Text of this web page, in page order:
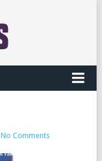
No Comments